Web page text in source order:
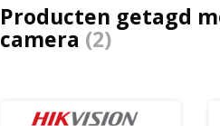
Producten getagd
camera (2)